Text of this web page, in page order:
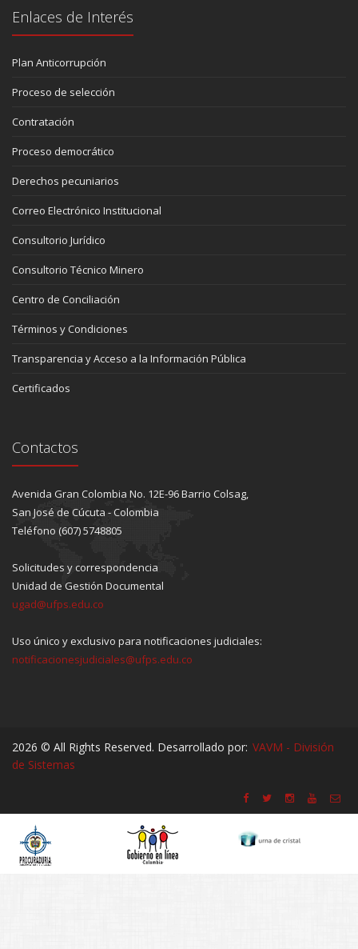
Enlaces de Interés
Plan Anticorrupción
Proceso de selección
Contratación
Proceso democrático
Derechos pecuniarios
Correo Electrónico Institucional
Consultorio Jurídico
Consultorio Técnico Minero
Centro de Conciliación
Términos y Condiciones
Transparencia y Acceso a la Información Pública
Certificados
Contactos
Avenida Gran Colombia No. 12E-96 Barrio Colsag,
San José de Cúcuta - Colombia
Teléfono (607) 5748805
Solicitudes y correspondencia
Unidad de Gestión Documental
ugad@ufps.edu.co
Uso único y exclusivo para notificaciones judiciales:
notificacionesjudiciales@ufps.edu.co
2026 © All Rights Reserved. Desarrollado por: VAVM - División
de Sistemas